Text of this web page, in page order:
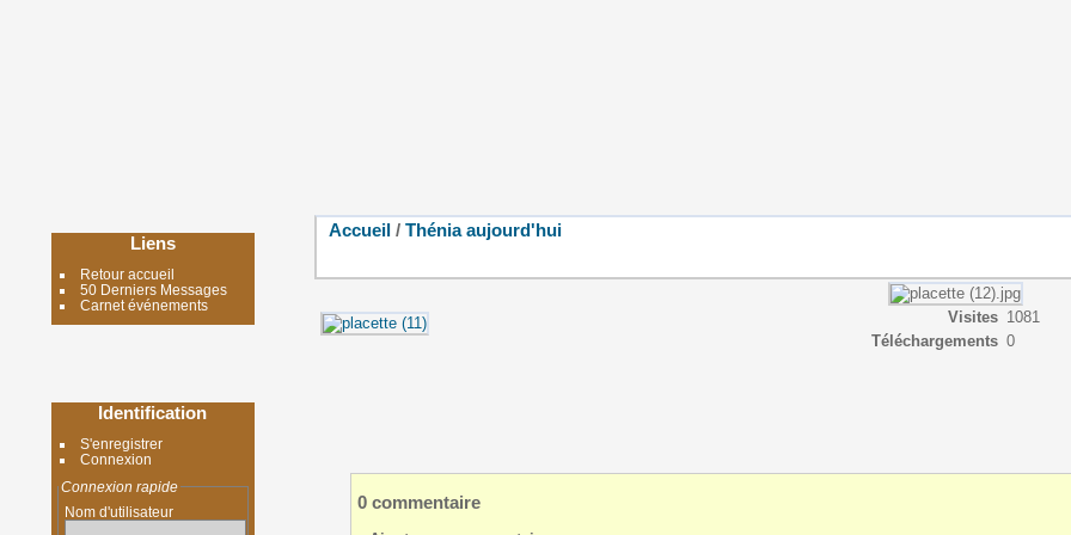
Liens
Retour accueil
50 Derniers Messages
Carnet événements
Identification
S'enregistrer
Connexion
Connexion rapide
Nom d'utilisateur
Accueil / Thénia aujourd'hui
Visites 1081
Téléchargements 0
0 commentaire